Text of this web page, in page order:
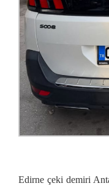
Edirne çeki demiri